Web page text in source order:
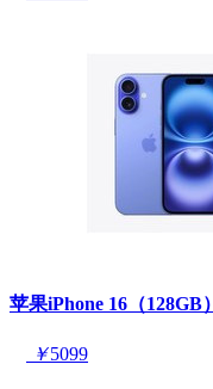
苹果iPhone 16（128GB）
￥5099